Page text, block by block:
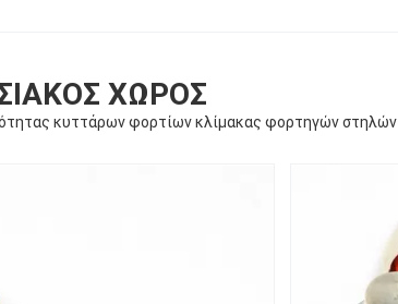
ΧΏΡΟΣ
κυττάρων φορτίων κλίμακας φορτηγών στηλών